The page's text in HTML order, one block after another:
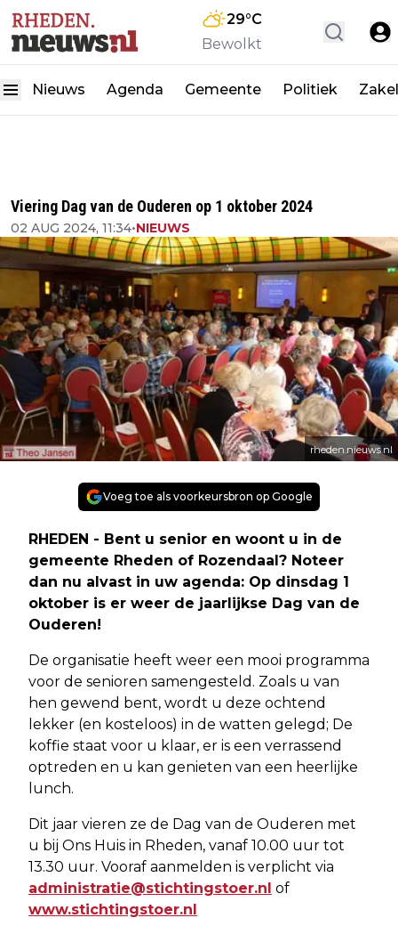
29°C
Bewolkt
Nieuws Agenda Gemeente Politiek
Viering Dag van de Ouderen op 1 oktober 2024
02 AUG 2024, 11:34•NIEUWS
rheden.nieuws.nl
Voeg toe als voorkeursbron op Google
RHEDEN - Bent u senior en woont u in de
gemeente Rheden of Rozendaal? Noteer
dan nu alvast in uw agenda: Op dinsdag 1
oktober is er weer de jaarlijkse Dag van de
Ouderen!
De organisatie heeft weer een mooi programma
voor de senioren samengesteld. Zoals u van
hen gewend bent, wordt u deze ochtend
lekker (en kosteloos) in de watten gelegd; De
koffie staat voor u klaar, er is een verrassend
optreden en u kan genieten van een heerlijke
lunch.
Dit jaar vieren ze de Dag van de Ouderen met
u bij Ons Huis in Rheden, vanaf 10.00 uur tot
13.30 uur. Vooraf aanmelden is verplicht via
administratie@stichtingstoer.nl of
www.stichtingstoer.nl